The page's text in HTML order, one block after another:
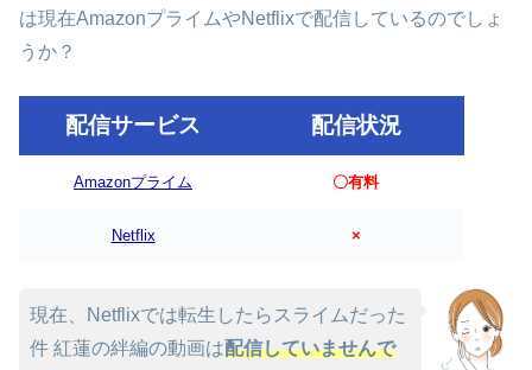
は現在AmazonプライムやNetflixで配信しているのでしょ
うか？
配信サービス 配信状況
Amazonプライム 〇有料
Netflix ×
現在、Netflixでは転生したらスライムだった
件 紅蓮の絆編の動画は配信していませんで